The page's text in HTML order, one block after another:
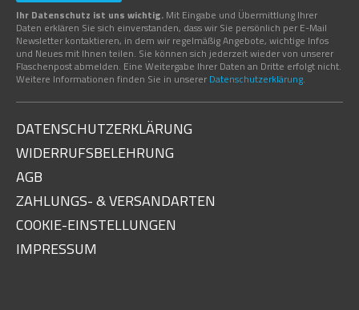
Ihr Datenschutz ist uns wichtig. Mit Eingabe und Übermittlung Ihrer
Daten erklären Sie sich einverstanden, dass wir Sie persönlich per E-Mail
Newsletter kontaktieren, in dem wir regelmäßig Angebote, wichtige Infos
und Neues mit Ihnen teilen. Sie können sich jederzeit wieder von unserer
Flaschenpost abmelden. Eine Weitergabe Ihrer Daten an Dritte erfolgt nicht.
Weitere Informationen finden Sie in unserer Datenschutzerklärung.
DATENSCHUTZERKLÄRUNG
WIDERRUFSBELEHRUNG
AGB
ZAHLUNGS- & VERSANDARTEN
COOKIE-EINSTELLUNGEN
IMPRESSUM